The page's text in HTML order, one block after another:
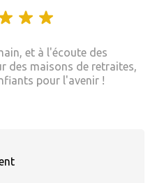
et à l'écoute des
des maisons de retraites,
pour l'avenir !